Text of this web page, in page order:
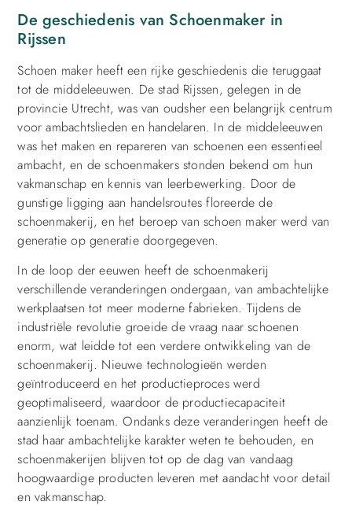
De geschiedenis van Schoenmaker in
Rijssen
Schoen maker heeft een rijke geschiedenis die teruggaat
tot de middeleeuwen. De stad Rijssen, gelegen in de
provincie Utrecht, was van oudsher een belangrijk centrum
voor ambachtslieden en handelaren. In de middeleeuwen
was het maken en repareren van schoenen een essentieel
ambacht, en de schoenmakers stonden bekend om hun
vakmanschap en kennis van leerbewerking. Door de
gunstige ligging aan handelsroutes floreerde de
schoenmakerij, en het beroep van schoen maker werd van
generatie op generatie doorgegeven.
In de loop der eeuwen heeft de schoenmakerij
verschillende veranderingen ondergaan, van ambachtelijke
werkplaatsen tot meer moderne fabrieken. Tijdens de
industriële revolutie groeide de vraag naar schoenen
enorm, wat leidde tot een verdere ontwikkeling van de
schoenmakerij. Nieuwe technologieën werden
geïntroduceerd en het productieproces werd
geoptimaliseerd, waardoor de productiecapaciteit
aanzienlijk toenam. Ondanks deze veranderingen heeft de
stad haar ambachtelijke karakter weten te behouden, en
schoenmakerijen blijven tot op de dag van vandaag
hoogwaardige producten leveren met aandacht voor detail
en vakmanschap.